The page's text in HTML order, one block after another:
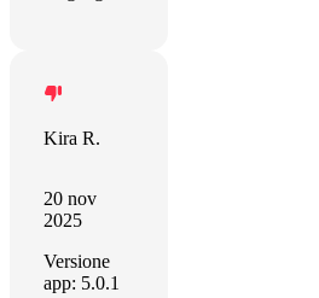
Kira R.
20 nov
2025
Versione
app: 5.0.1